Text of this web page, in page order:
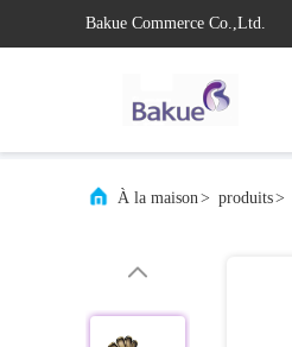
Bakue Commerce Co.,Ltd.
À la maison> produits>